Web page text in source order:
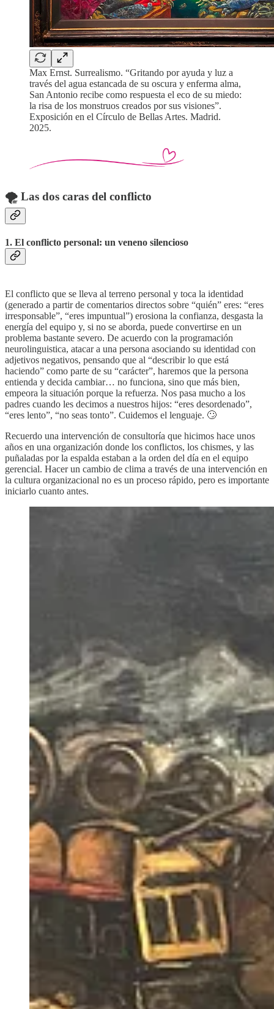
Max Ernst. Surrealismo. “Gritando por ayuda y luz a
través del agua estancada de su oscura y enferma alma,
San Antonio recibe como respuesta el eco de su miedo:
la risa de los monstruos creados por sus visiones”.
Exposición en el Círculo de Bellas Artes. Madrid.
2025.
🌪️ Las dos caras del conflicto
1. El conflicto personal: un veneno silencioso
El conflicto que se lleva al terreno personal y toca la identidad
(generado a partir de comentarios directos sobre “quién” eres: “eres
irresponsable”, “eres impuntual”) erosiona la confianza, desgasta la
energía del equipo y, si no se aborda, puede convertirse en un
problema bastante severo. De acuerdo con la programación
neurolinguistica, atacar a una persona asociando su identidad con
adjetivos negativos, pensando que al “describir lo que está
haciendo” como parte de su “carácter”, haremos que la persona
entienda y decida cambiar… no funciona, sino que más bien,
empeora la situación porque la refuerza. Nos pasa mucho a los
padres cuando les decimos a nuestros hijos: “eres desordenado”,
“eres lento”, “no seas tonto”. Cuidemos el lenguaje. 🙄
Recuerdo una intervención de consultoría que hicimos hace unos
años en una organización donde los conflictos, los chismes, y las
puñaladas por la espalda estaban a la orden del día en el equipo
gerencial. Hacer un cambio de clima a través de una intervención en
la cultura organizacional no es un proceso rápido, pero es importante
iniciarlo cuanto antes.